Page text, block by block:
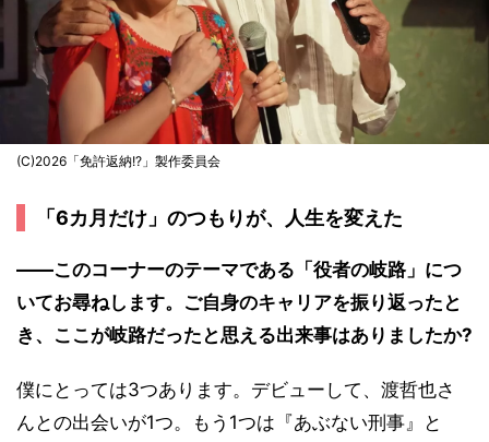
(C)2026「免許返納!?」製作委員会
「6カ月だけ」のつもりが、人生を変えた
――このコーナーのテーマである「役者の岐路」につ
いてお尋ねします。ご自身のキャリアを振り返ったと
き、ここが岐路だったと思える出来事はありましたか?
僕にとっては3つあります。デビューして、渡哲也さ
んとの出会いが1つ。もう1つは『あぶない刑事』と